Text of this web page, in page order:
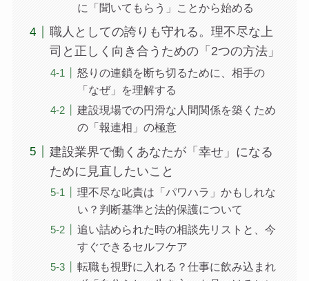
に「聞いてもらう」ことから始める
職人としての誇りも守れる。理不尽な上
司と正しく向き合うための「2つの方法」
怒りの連鎖を断ち切るために、相手の
「なぜ」を理解する
建設現場での円滑な人間関係を築くため
の「報連相」の極意
建設業界で働くあなたが「幸せ」になる
ために見直したいこと
理不尽な叱責は「パワハラ」かもしれな
い？判断基準と法的保護について
追い詰められた時の相談先リストと、今
すぐできるセルフケア
転職も視野に入れる？仕事に飲み込まれ